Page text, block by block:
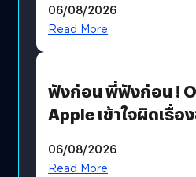
รหัสผ่านหลุด ไม่ใช่แฮ
06/08/2026
Read More
ฟังก่อน พี่ฟังก่อน !
Apple เข้าใจผิดเรื่อ
06/08/2026
Read More